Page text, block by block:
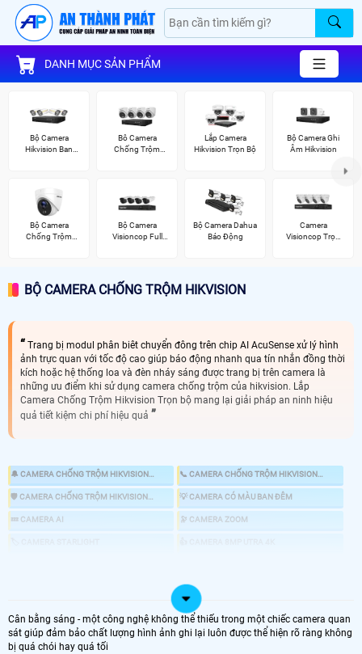
DANH MỤC SẢN PHẨM
Bộ Camera
Hikvision Ban
Bô Camera
Chống Trộm
Lắp Camera
Hikvision Trọn Bộ
Bộ Camera Ghi
Âm Hikvision
Bộ Camera
Chống Trộm
Bộ Camera
Visioncop Full
Bộ Camera Dahua
Báo Động
Camera
Visioncop Trọn
BỘ CAMERA CHỐNG TRỘM HIKVISION
Trang bị modul phân biêt chuyển đông trên chip AI AcuSense xử lý hình
ảnh trực quan với tốc độ cao giúp báo động nhanh qua tín nhắn đồng thời
kích hoặc hệ thống loa và đèn nháy sáng được trang bị trên camera là
những ưu điểm khi sử dụng camera chống trộm của hikvision. Lắp
Camera Chống Trộm Hikvision Trọn bộ mang lại giải pháp an ninh hiệu
quả tiết kiệm chi phí hiệu quả
🔔 CAMERA CHỐNG TRỘM HIKVISION
KBVISION
📞 CAMERA CHỐNG TRỘM HIKVISION
HIKVISION
🛡 CAMERA CHỐNG TRỘM HIKVISION
💡 CAMERA CÓ MÀU BAN ĐÊM
💤 CAMERA AI 🔭 CAMERA ZOOM
📸 LẮP CAMERA CÓ BÁO ĐỘNG CHỐNG TRỘM
Cân bằng sáng - một công nghệ không thể thiếu trong một chiếc camera quan
sát giúp đảm bảo chất lượng hình ảnh ghi lại luôn được thể hiện rõ ràng không
bị quá chói hay quá tối